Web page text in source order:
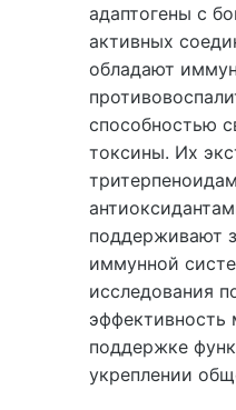
адаптогены с
активных
обладают
способностью
токсины. Их
поддерживают
иммунной
исследования
эффективность
поддержке
укреплении